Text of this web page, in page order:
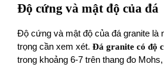
Độ cứng và mật độ của đá
Độ cứng và mật độ của đá granite là
trọng cần xem xét.Đá granite có độ
trong khoảng 6-7 trên thang đo